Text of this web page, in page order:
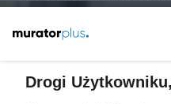
Drogi Użytkowniku,